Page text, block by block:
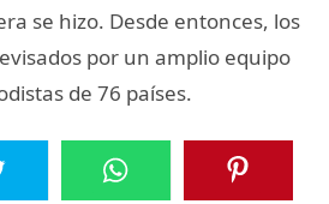
se hizo. Desde entonces, los
por un amplio equipo
de 76 países.